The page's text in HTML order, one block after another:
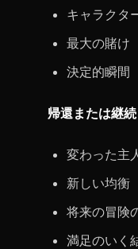
キャラクタ
最大の賭け
決定的瞬間
帰還または継続
変わった主
新しい均衡
将来の冒険
満足のいく